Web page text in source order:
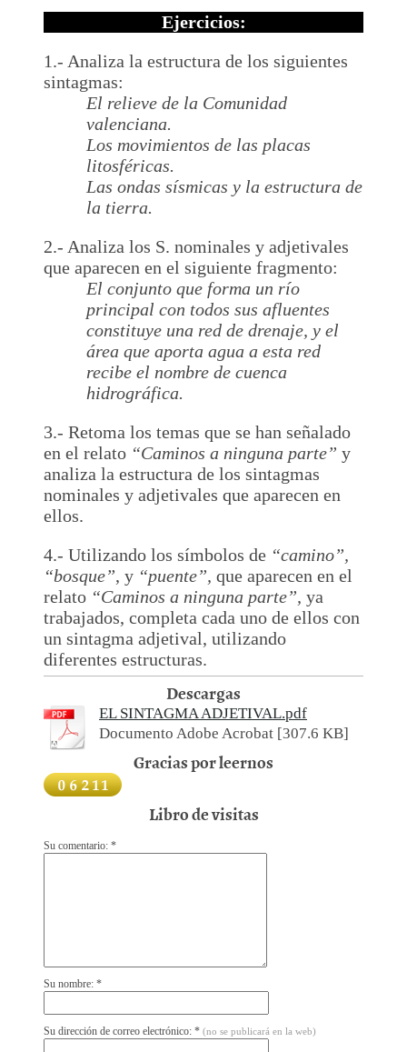
Ejercicios:
1.- Analiza la estructura de los siguientes
sintagmas:
El relieve de la Comunidad
valenciana.
Los movimientos de las placas
litosféricas.
Las ondas sísmicas y la estructura de
la tierra.
2.- Analiza los S. nominales y adjetivales
que aparecen en el siguiente fragmento:
El conjunto que forma un río
principal con todos sus afluentes
constituye una red de drenaje, y el
área que aporta agua a esta red
recibe el nombre de cuenca
hidrográfica.
3.- Retoma los temas que se han señalado
en el relato “Caminos a ninguna parte” y
analiza la estructura de los sintagmas
nominales y adjetivales que aparecen en
ellos.
4.- Utilizando los símbolos de “camino”,
“bosque”, y “puente”, que aparecen en el
relato “Caminos a ninguna parte”, ya
trabajados, completa cada uno de ellos con
un sintagma adjetival, utilizando
diferentes estructuras.
Descargas
EL SINTAGMA ADJETIVAL.pdf
Documento Adobe Acrobat [307.6 KB]
Gracias por leernos
Libro de visitas
Su comentario: *
Su nombre: *
Su dirección de correo electrónico: * (no se publicará en la web)